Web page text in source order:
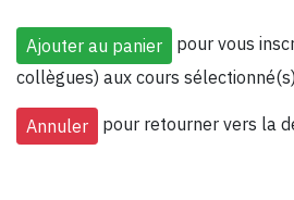
pour vous
collègues) aux cours
pour retourner vers la